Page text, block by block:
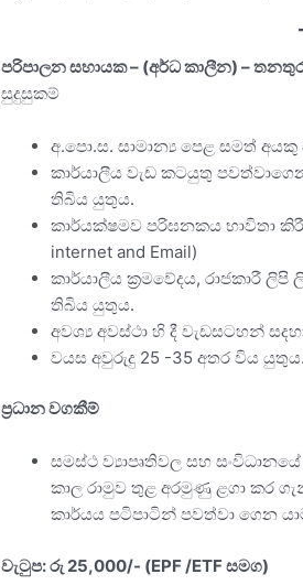
පරිපාලන සහායක – (අර්ධ කාලීන) –
සුදුසුකම්
අ.පො.ස. සාමාන්‍ය පෙළ සමත්
කාර්යාලීය වැඩ කටයුතු
තිබිය යුතුය.
කාර්යක්ෂමව පරිඝනකය භාවිතා
internet and Email)
කාර්යාලීය ක‍්‍රමවේදය, රාජකාරී
තිබිය යුතුය.
අවශ්‍ය අවස්ථා හි දී වැඩසටහන්
වයස අවුරුදු 25 -35 අතර විය යුතුය.
ප‍්‍රධාන වගකීම්
සමස්ථ ව්‍යාපෘතිවල සහ
කාල රාමුව තුළ අරමුණු ළගා කර
කාර්යය පටිපාටින් පවත්වා ගෙන
වැටුප: රු 25,000/- (EPF /ETF සමග)